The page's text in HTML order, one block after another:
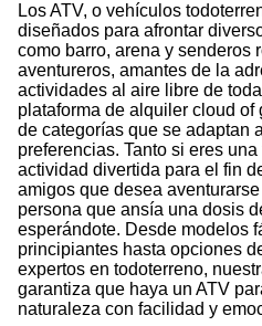
Los ATV, o vehículos
diseñados para afrontar
como barro, arena y senderos
aventureros, amantes de la
actividades al aire libre de
plataforma de alquiler cloud of
de categorías que se adaptan
preferencias. Tanto si eres
actividad divertida para el fin
amigos que desea
persona que ansía una dosis
esperándote. Desde modelos
principiantes hasta opciones
expertos en todoterreno,
garantiza que haya un ATV
naturaleza con facilidad y